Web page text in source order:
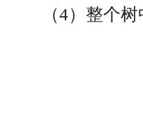
（4）整个